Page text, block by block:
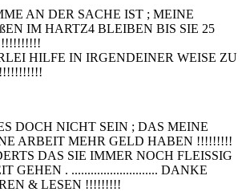
AN DER SACHE IST ; MEINE
IM HARTZ4 BLEIBEN BIS SIE 25
HILFE IN IRGENDEINER WEISE ZU
DOCH NICHT SEIN ; DAS MEINE
ARBEIT MEHR GELD HABEN !!!!!!!!!
DAS SIE IMMER NOCH FLEISSIG
GEHEN . ........................... DANKE
& LESEN !!!!!!!!!